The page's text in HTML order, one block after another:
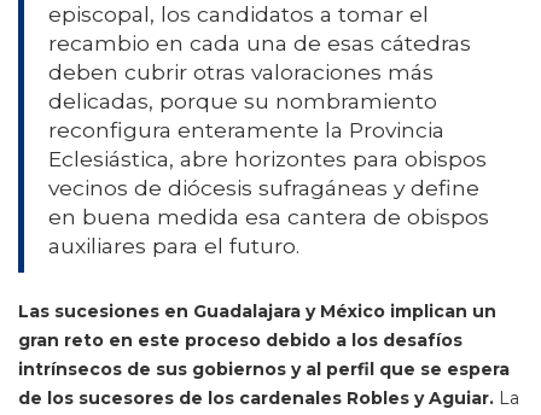
episcopal, los candidatos a tomar el
recambio en cada una de esas cátedras
deben cubrir otras valoraciones más
delicadas, porque su nombramiento
reconfigura enteramente la Provincia
Eclesiástica, abre horizontes para obispos
vecinos de diócesis sufragáneas y define
en buena medida esa cantera de obispos
auxiliares para el futuro.
Las sucesiones en Guadalajara y México implican un
gran reto en este proceso debido a los desafíos
intrínsecos de sus gobiernos y al perfil que se espera
de los sucesores de los cardenales Robles y Aguiar. La